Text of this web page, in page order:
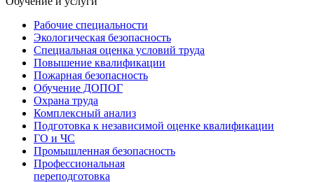
Рабочие специальности
Экологическая безопасность
Специальная оценка условий труда
Повышение квалификации
Пожарная безопасность
Обучение ДОПОГ
Охрана труда
Комплексный анализ
Подготовка к независимой оценке квалификации
ГО и ЧС
Промышленная безопасность
Профессиональная
переподготовка